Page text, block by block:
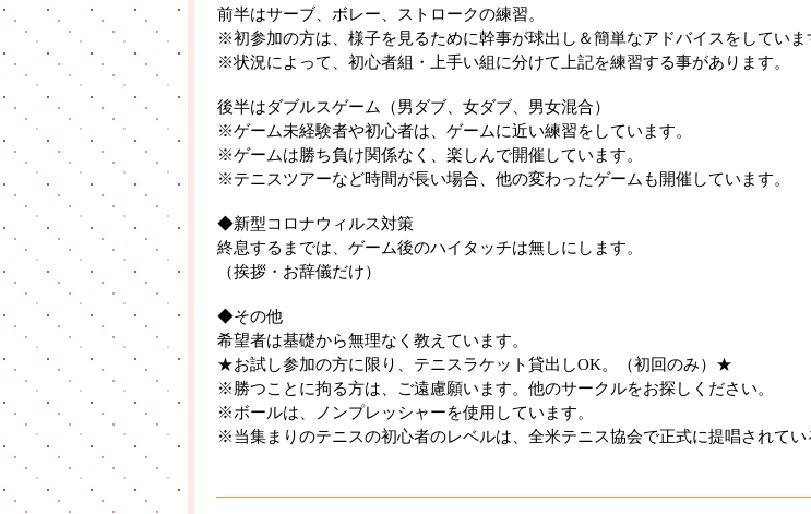
前半はサーブ、ボレー、ストロークの練習。
※初参加の方は、様子を見るために幹事が球出し＆簡単なアドバイスをしていま
※状況によって、初心者組・上手い組に分けて上記を練習する事があります。
後半はダブルスゲーム（男ダブ、女ダブ、男女混合）
※ゲーム未経験者や初心者は、ゲームに近い練習をしています。
※ゲームは勝ち負け関係なく、楽しんで開催しています。
※テニスツアーなど時間が長い場合、他の変わったゲームも開催しています。
◆新型コロナウィルス対策
終息するまでは、ゲーム後のハイタッチは無しにします。
（挨拶・お辞儀だけ）
◆その他
希望者は基礎から無理なく教えています。
★お試し参加の方に限り、テニスラケット貸出しOK。（初回のみ）★
※勝つことに拘る方は、ご遠慮願います。他のサークルをお探しください。
※ボールは、ノンプレッシャーを使用しています。
※当集まりのテニスの初心者のレベルは、全米テニス協会で正式に提唱されてい